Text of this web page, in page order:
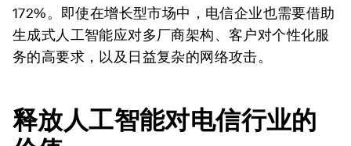
172%。即使在增长型市场中，电信企业也需要借助
生成式人工智能应对多厂商架构、客户对个性化服
务的高要求，以及日益复杂的网络攻击。
释放人工智能对电信行业的